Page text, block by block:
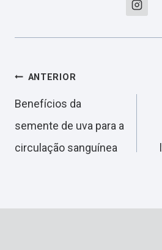
Navegação
de
Post
ANTERIOR
Benefícios da
semente de uva para a
circulação sanguínea